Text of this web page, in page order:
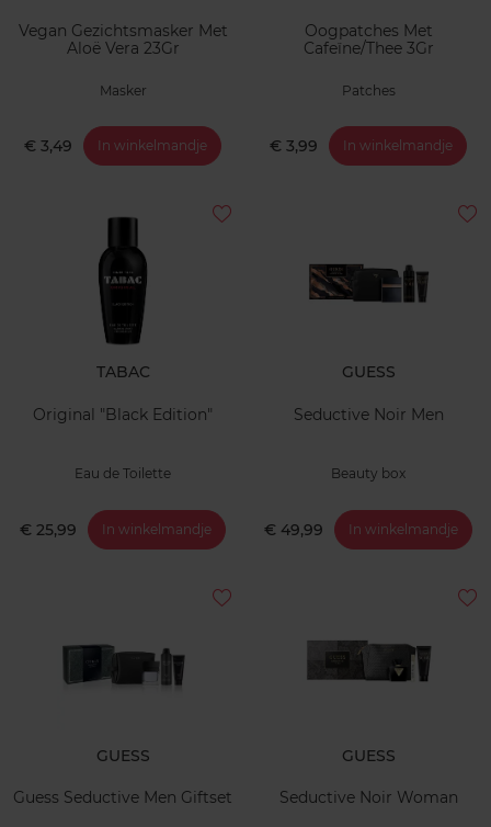
Vegan Gezichtsmasker Met
Aloë Vera 23Gr
Masker
€ 3,49 In winkelmandje
Oogpatches Met
Cafeïne/Thee 3Gr
Patches
€ 3,99 In winkelmandje
TABAC
Original "Black Edition"
Eau de Toilette
€ 25,99 In winkelmandje
GUESS
Seductive Noir Men
Beauty box
€ 49,99 In winkelmandje
GUESS
Guess Seductive Men Giftset
GUESS
Seductive Noir Woman